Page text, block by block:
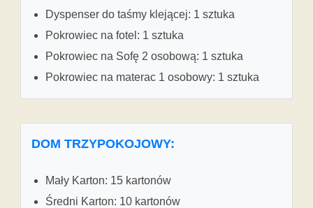
Dyspenser do taśmy klejącej: 1 sztuka
Pokrowiec na fotel: 1 sztuka
Pokrowiec na Sofę 2 osobową: 1 sztuka
Pokrowiec na materac 1 osobowy: 1 sztuka
DOM TRZYPOKOJOWY:
Mały Karton: 15 kartonów
Średni Karton: 10 kartonów